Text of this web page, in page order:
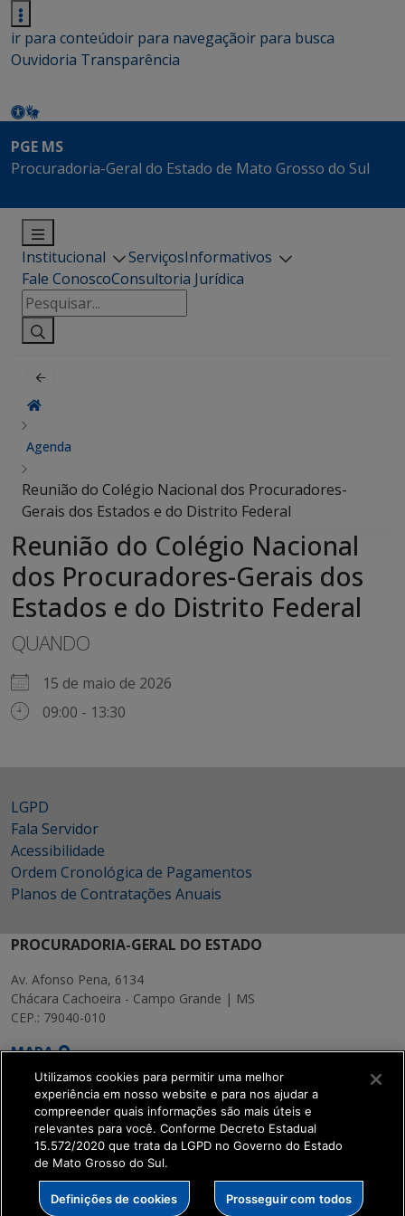
ir para conteúdoir para navegaçãoir para busca
Ouvidoria Transparência
PGE MS
Procuradoria-Geral do Estado de Mato Grosso do Sul
Institucional ServiçosInformativos
Fale ConoscoConsultoria Jurídica
Pesquisar
por:
Agenda
Reunião do Colégio Nacional dos Procuradores-
Gerais dos Estados e do Distrito Federal
Reunião do Colégio Nacional
dos Procuradores-Gerais dos
Estados e do Distrito Federal
QUANDO
15 de maio de 2026
09:00 - 13:30
LGPD
Fala Servidor
Acessibilidade
Ordem Cronológica de Pagamentos
Planos de Contratações Anuais
PROCURADORIA-GERAL DO ESTADO
Av. Afonso Pena, 6134
Chácara Cachoeira - Campo Grande | MS
CEP.: 79040-010
MAPA
SETDIG | Secretaria-
Executiva de
Transformação Digital
Utilizamos cookies para permitir uma melhor
experiência em nosso website e para nos ajudar a
compreender quais informações são mais úteis e
relevantes para você. Conforme Decreto Estadual
15.572/2020 que trata da LGPD no Governo do Estado
de Mato Grosso do Sul.
Definições de cookies Prosseguir com todos